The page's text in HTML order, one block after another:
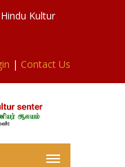
Kultur
| Contact Us